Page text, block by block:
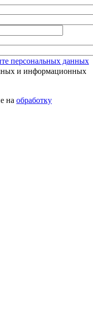
персональных данных
и информационных
на обработку